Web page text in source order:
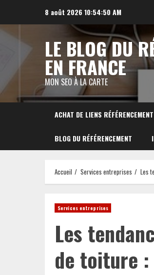
contenu
8 août 2026 10:54:51 AM
LE BLOG DU
EN FRANCE
MON SEO À LA CARTE
ACHAT DE LIENS
BLOG DU RÉFÉRENCEMENT
Accueil Services entreprises Les
Services entreprises
Les
de toiture